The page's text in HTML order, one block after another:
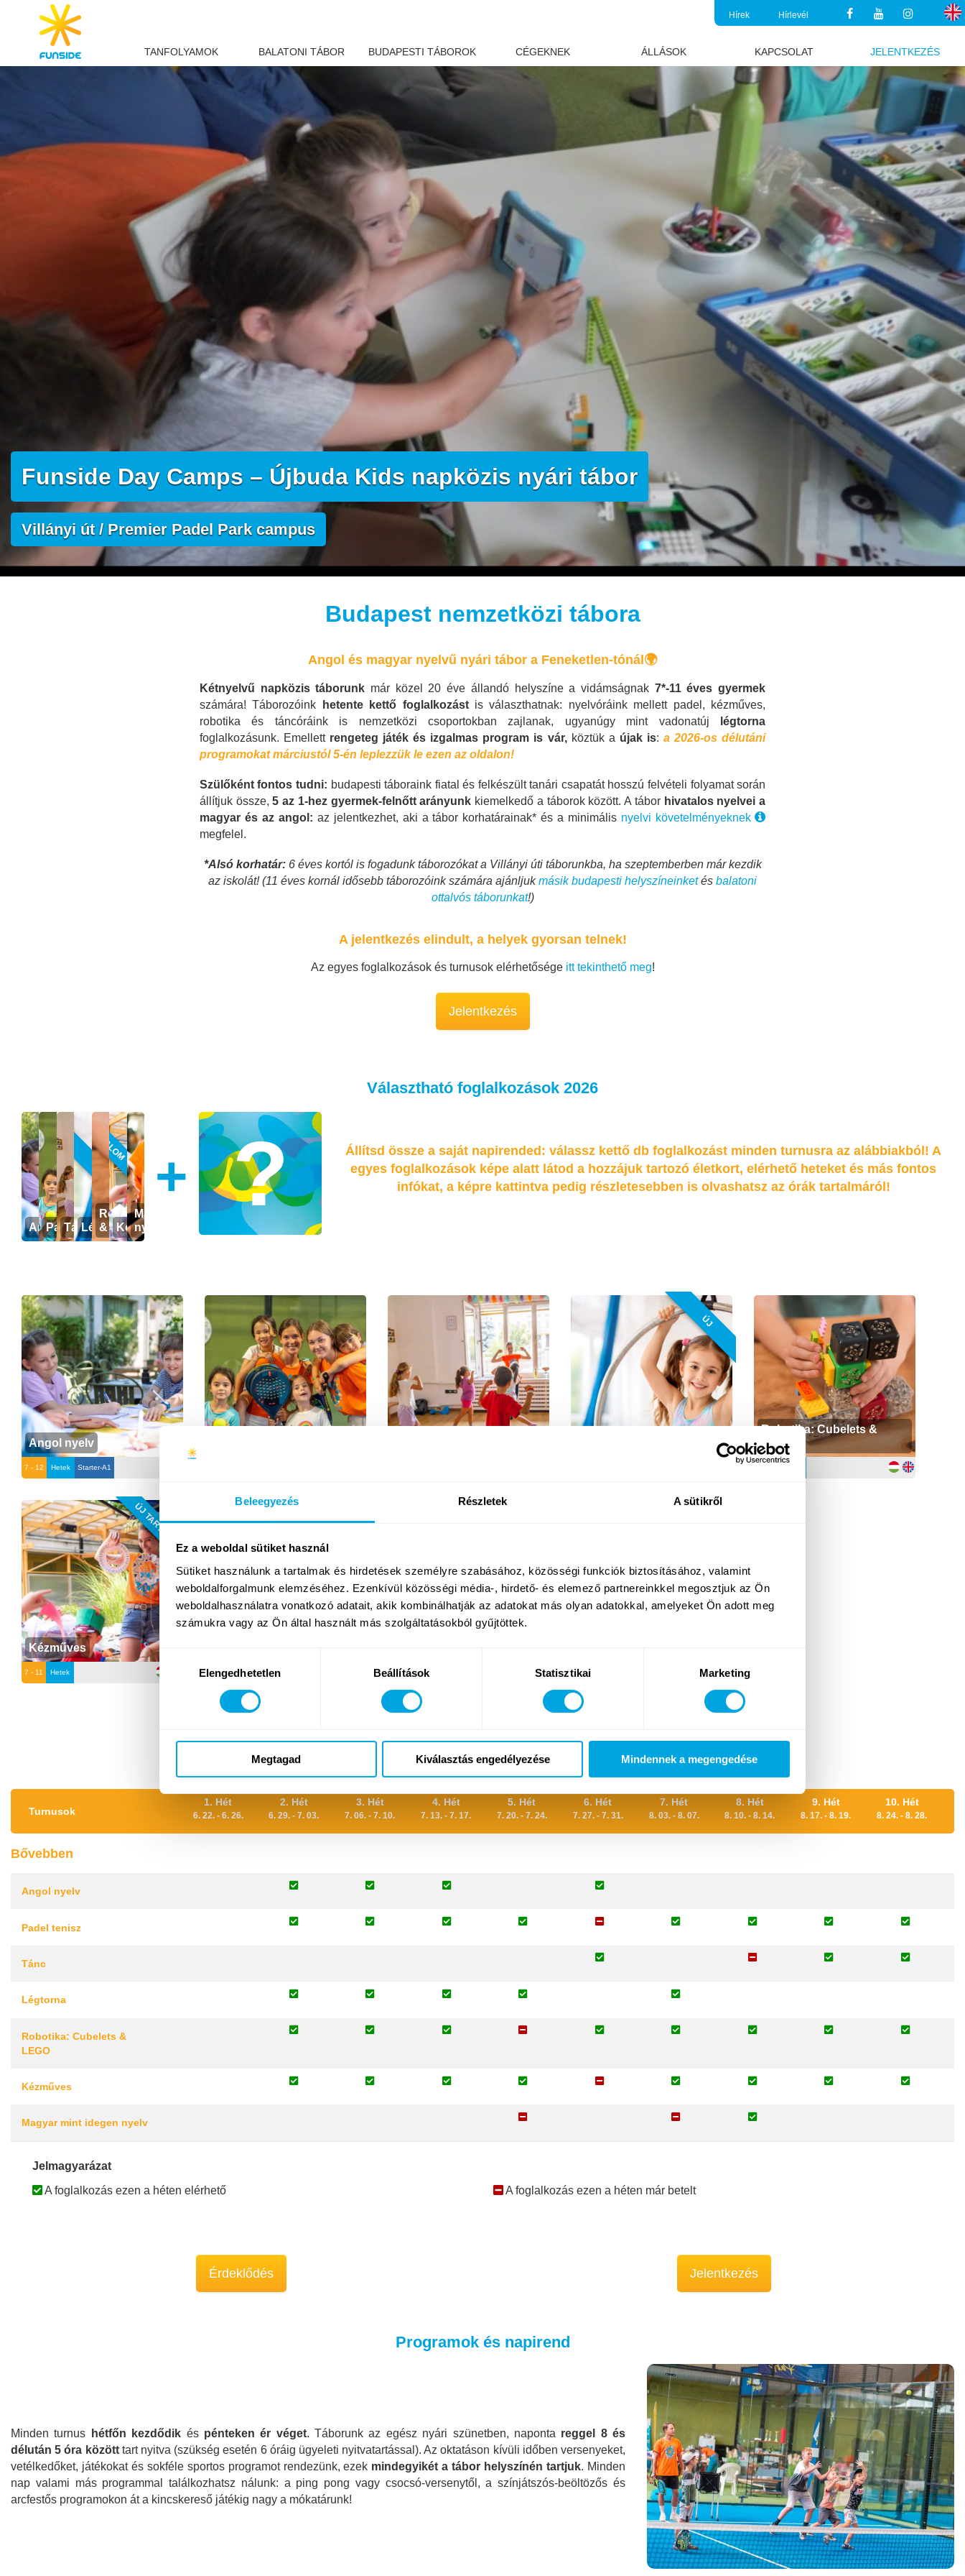
Beleegyezés Részletek A sütikről
Ez a weboldal sütiket használ
Sütiket használunk a tartalmak és hirdetések személyre szabásához, közösségi funkciók biztosításához, valamint
weboldalforgalmunk elemzéséhez. Ezenkívül közösségi média-, hirdető- és elemező partnereinkkel megosztjuk az Ön
weboldalhasználatra vonatkozó adatait, akik kombinálhatják az adatokat más olyan adatokkal, amelyeket Ön adott meg
számukra vagy az Ön által használt más szolgáltatásokból gyűjtöttek.
Hozzájárulás
kiválasztásaElengedhetetlen Beállítások Statisztikai Marketing
Megtagad Kiválasztás engedélyezése Mindennek a megengedése
Hírek Hírlevél
TANFOLYAMOK BALATONI TÁBOR BUDAPESTI TÁBOROK CÉGEKNEK ÁLLÁSOK KAPCSOLAT JELENTKEZÉS
Funside Day Camps – Újbuda Kids napközis nyári tábor
Villányi út / Premier Padel Park campus
Budapest nemzetközi tábora
Angol és magyar nyelvű nyári tábor a Feneketlen-tónál🌍
Kétnyelvű napközis táborunk már közel 20 éve állandó helyszíne a vidámságnak 7*-11 éves gyermek
számára! Táborozóink
hetente kettő foglalkozástis választhatnak: nyelvóráink mellett padel, kézműves,
robotika és táncóráink is nemzetközi csoportokban zajlanak, ugyanúgy mint vadonatúj
légtorna
foglalkozásunk. Emellett rengeteg játék és izgalmas program is vár, köztük a újak is:a 2026-os délutáni
programokat márciustól 5-én leplezzük le ezen az oldalon!
Szülőként fontos tudni: budapesti táboraink fiatal és felkészült tanári csapatát hosszú felvételi folyamat során
állítjuk össze,5 az 1-hez gyermek-felnőtt arányunk kiemelkedő a táborok között. A tábor hivatalos nyelvei a
magyar és az angol: az jelentkezhet, aki a tábor korhatárainak* és a minimális nyelvi követelményeknek
megfelel.
*Alsó korhatár:6 éves kortól is fogadunk táborozókat a Villányi úti táborunkba, ha szeptemberben már kezdik
az iskolát! (11 éves kornál idősebb táborozóink számára ajánljukmásik budapesti helyszíneinketés balatoni
ottalvós táborunkat!)
A jelentkezés elindult, a helyek gyorsan telnek!
Az egyes foglalkozások és turnusok elérhetősége itt tekinthető meg!
Jelentkezés
Választható foglalkozások 2026
Angol nyelv
Padel tenisz
Tánc
ÚJ
Légtorna
Robotika: Cubelets
& LEGO
ÚJ TARTALOM
Kézműves
Magyar mint idegen
nyelv
+
Állítsd össze a saját napirended: válassz kettő db foglalkozást minden turnusra az alábbiakból! A
egyes foglalkozások képe alatt látod a hozzájuk tartozó életkort, elérhető heteket és más fontos
infókat, a képre kattintva pedig részletesebben is olvashatsz az órák tartalmáról!
Angol nyelv
7 - 12 Hetek Starter-A1
ÚJ
Robotika: Cubelets &
LEGO
ÚJ TARTALOM
Kézműves
7 - 11 Hetek 7 - 11 Hetek Starter-B2
További foglalkozásainkat másik budapesti helyszíneinken
Foglalkozások elérhetősége
Turnusok
1. Hét
6. 22. - 6. 26.
2. Hét
6. 29. - 7. 03.
3. Hét
7. 06. - 7. 10.
4. Hét
7. 13. - 7. 17.
5. Hét
7. 20. - 7. 24.
6. Hét
7. 27. - 7. 31.
7. Hét
8. 03. - 8. 07.
8. Hét
8. 10. - 8. 14.
9. Hét
8. 17. - 8. 19.
10. Hét
8. 24. - 8. 28.
Bővebben
Angol nyelv
Padel tenisz
Tánc
Légtorna
Robotika: Cubelets &
LEGO
Kézműves
Magyar mint idegen nyelv
Jelmagyarázat
A foglalkozás ezen a héten elérhető
A foglalkozás ezen a héten már betelt
Érdeklődés Jelentkezés
Programok és napirend
Minden turnus hétfőn kezdődik és pénteken ér véget. Táborunk az egész nyári szünetben, naponta reggel 8 és
délután 5 óra közötttart nyitva (szükség esetén 6 óráig ügyeleti nyitvatartással). Az oktatáson kívüli időben versenyeket,
vetélkedőket, játékokat és sokféle sportos programot rendezünk, ezek mindegyikét a tábor helyszínén tartjuk. Minden
nap valami más programmal találkozhatsz nálunk: a ping pong vagy csocsó-versenytől, a színjátszós-beöltözős és
arcfestős programokon át a kincskereső játékig nagy a mókatárunk!